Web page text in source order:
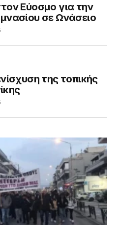
Εύοσμο για την
σε Ωνάσειο
της τοπικής